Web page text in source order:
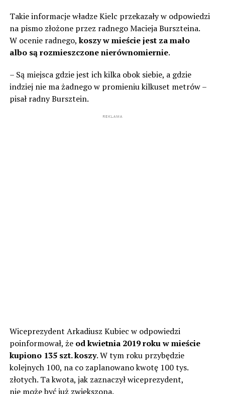
Takie informacje władze Kielc przekazały w odpowiedzi
na pismo złożone przez radnego Macieja Burszteina.
W ocenie radnego,koszy w mieście jest za mało
albo są rozmieszczone nierównomiernie.
– Są miejsca gdzie jest ich kilka obok siebie, a gdzie
indziej nie ma żadnego w promieniu kilkuset metrów –
pisał radny Bursztein.
Wiceprezydent Arkadiusz Kubiec w odpowiedzi
poinformował, że od kwietnia 2019 roku w mieście
kupiono 135 szt. koszy. W tym roku przybędzie
kolejnych 100, na co zaplanowano kwotę 100 tys.
złotych. Ta kwota, jak zaznaczył wiceprezydent,
nie może być już zwiększona.